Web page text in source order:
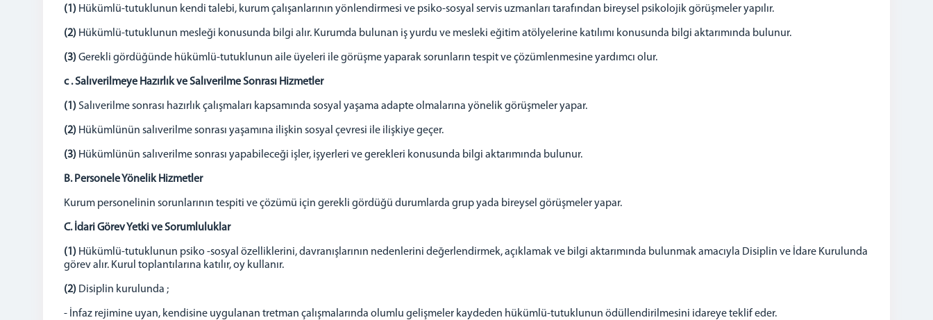
(1) Hükümlü-tutuklunun kendi talebi, kurum çalışanlarının yönlendirmesi ve psiko-sosyal servis uzmanları tarafından bireysel psikolojik görüşmeler yapılır.
(2) Hükümlü-tutuklunun mesleği konusunda bilgi alır. Kurumda bulunan iş yurdu ve mesleki eğitim atölyelerine katılımı konusunda bilgi aktarımında bulunur.
(3)Gerekli gördüğünde hükümlü-tutuklunun aile üyeleri ile görüşme yaparak sorunların tespit ve çözümlenmesine yardımcı olur.
c . Salıverilmeye Hazırlık ve Salıverilme Sonrası Hizmetler
(1)Salıverilme sonrası hazırlık çalışmaları kapsamında sosyal yaşama adapte olmalarına yönelik görüşmeler yapar.
(2) Hükümlünün salıverilme sonrası yaşamına ilişkin sosyal çevresi ile ilişkiye geçer.
(3) Hükümlünün salıverilme sonrası yapabileceği işler, işyerleri ve gerekleri konusunda bilgi aktarımında bulunur.
B. Personele Yönelik Hizmetler
Kurum personelinin sorunlarının tespiti ve çözümü için gerekli gördüğü durumlarda grup yada bireysel görüşmeler yapar.
C. İdari Görev Yetki ve Sorumluluklar
(1) Hükümlü-tutuklunun psiko -sosyal özelliklerini, davranışlarının nedenlerini değerlendirmek, açıklamak ve bilgi aktarımında bulunmak amacıyla Disiplin ve İdare Kurulunda
görev alır. Kurul toplantılarına katılır, oy kullanır.
(2) Disiplin kurulunda ;
- İnfaz rejimine uyan, kendisine uygulanan tretman çalışmalarında olumlu gelişmeler kaydeden hükümlü-tutuklunun ödüllendirilmesini idareye teklif eder.